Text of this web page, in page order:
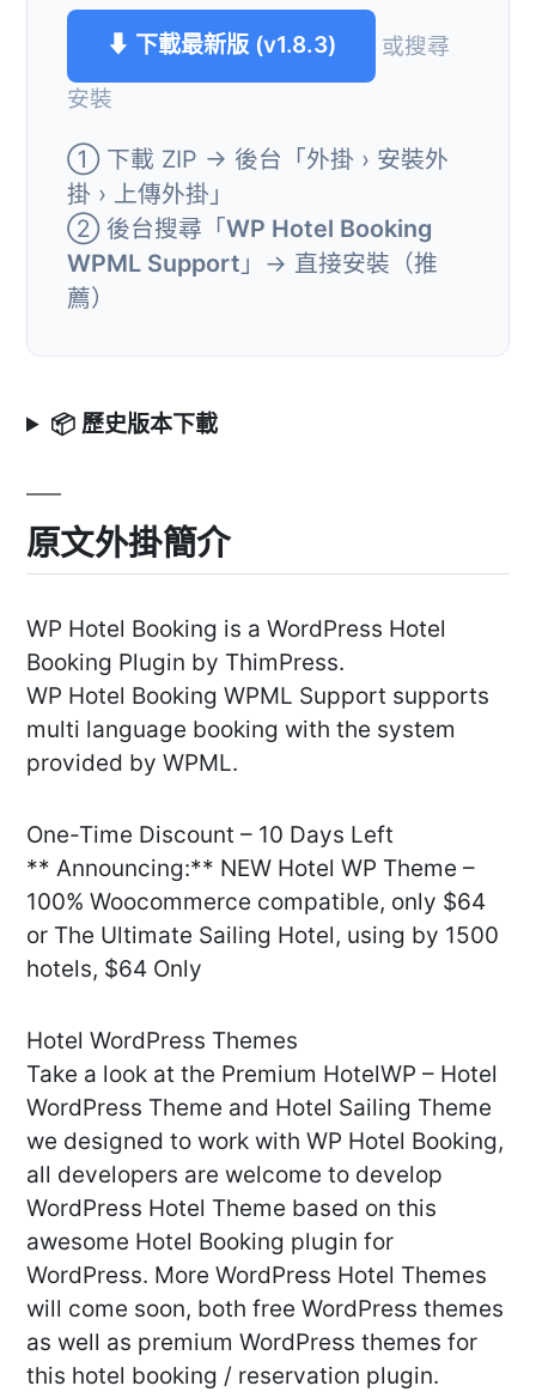
⬇ 下載最新版 (v1.8.3)
或搜尋
安裝
① 下載 ZIP → 後台「外掛 › 安裝外
掛 › 上傳外掛」
② 後台搜尋「WP Hotel Booking
WPML Support 」→ 直接安裝（推
薦）
📦 歷史版本下載
原文外掛簡介
WP Hotel Booking is a WordPress Hotel
Booking Plugin by ThimPress.
WP Hotel Booking WPML Support supports
multi language booking with the system
provided by WPML.
One-Time Discount – 10 Days Left
** Announcing:** NEW Hotel WP Theme –
100% Woocommerce compatible, only $64
or The Ultimate Sailing Hotel, using by 1500
hotels, $64 Only
Hotel WordPress Themes
Take a look at the Premium HotelWP – Hotel
WordPress Theme and Hotel Sailing Theme
we designed to work with WP Hotel Booking,
all developers are welcome to develop
WordPress Hotel Theme based on this
awesome Hotel Booking plugin for
WordPress. More WordPress Hotel Themes
will come soon, both free WordPress themes
as well as premium WordPress themes for
this hotel booking / reservation plugin.